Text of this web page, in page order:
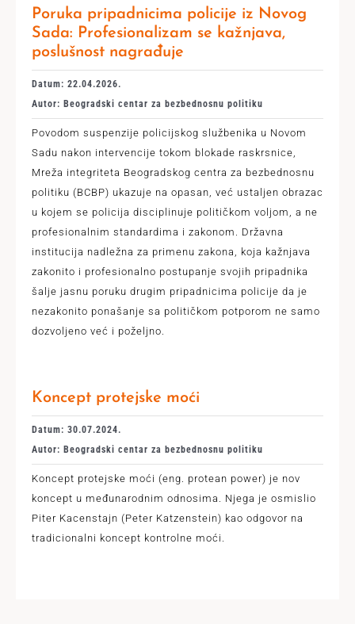
Poruka pripadnicima policije iz Novog
Sada: Profesionalizam se kažnjava,
poslušnost nagrađuje
Datum: 22.04.2026.
Autor: Beogradski centar za bezbednosnu politiku
Povodom suspenzije policijskog službenika u Novom
Sadu nakon intervencije tokom blokade raskrsnice,
Mreža integriteta Beogradskog centra za bezbednosnu
politiku (BCBP) ukazuje na opasan, već ustaljen obrazac
u kojem se policija disciplinuje političkom voljom, a ne
profesionalnim standardima i zakonom. Državna
institucija nadležna za primenu zakona, koja kažnjava
zakonito i profesionalno postupanje svojih pripadnika
šalje jasnu poruku drugim pripadnicima policije da je
nezakonito ponašanje sa političkom potporom ne samo
dozvoljeno već i poželjno.
Koncept protejske moći
Datum: 30.07.2024.
Autor: Beogradski centar za bezbednosnu politiku
Koncept protejske moći (eng. protean power) je nov
koncept u međunarodnim odnosima. Nјega je osmislio
Piter Kacenstajn (Peter Katzenstein) kao odgovor na
tradicionalni koncept kontrolne moći.